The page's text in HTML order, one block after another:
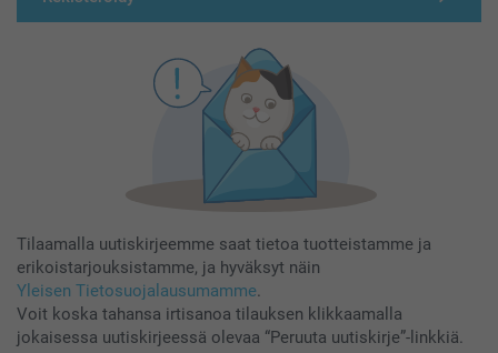
Tilaamalla uutiskirjeemme saat tietoa tuotteistamme ja
erikoistarjouksistamme, ja hyväksyt näin
Yleisen Tietosuojalausumamme.
Voit koska tahansa irtisanoa tilauksen klikkaamalla
jokaisessa uutiskirjeessä olevaa “Peruuta uutiskirje”-linkkiä.